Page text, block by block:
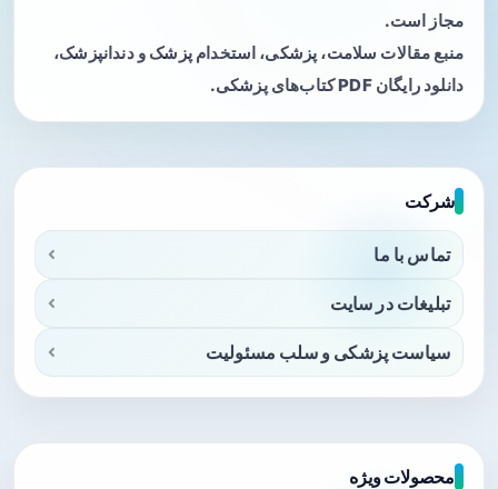
مجاز است.
منبع مقالات سلامت، پزشکی، استخدام پزشک و دندانپزشک،
دانلود رایگان PDF کتاب‌های پزشکی.
شرکت
تماس با ما
تبلیغات در سایت
سیاست پزشکی و سلب مسئولیت
محصولات ویژه